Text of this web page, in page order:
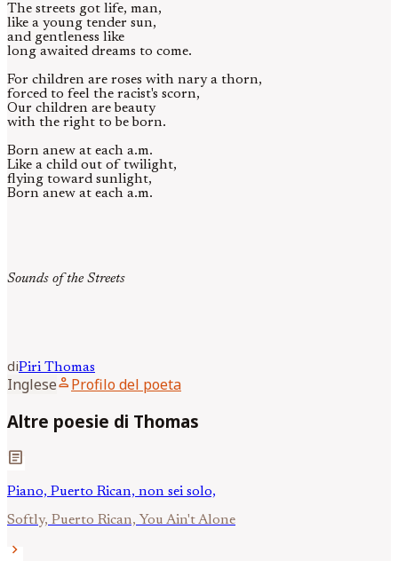
The streets got life, man,
like a young tender sun,
and gentleness like
long awaited dreams to come.
For children are roses with nary a thorn,
forced to feel the racist's scorn,
Our children are beauty
with the right to be born.
Born anew at each a.m.
Like a child out of twilight,
flying toward sunlight,
Born anew at each a.m.
Sounds of the Streets
diPiri Thomas
Ingleseperson Profilo del poeta
Altre poesie di Thomas
article
Piano, Puerto Rican, non sei solo,
Softly, Puerto Rican, You Ain't Alone
chevron_right